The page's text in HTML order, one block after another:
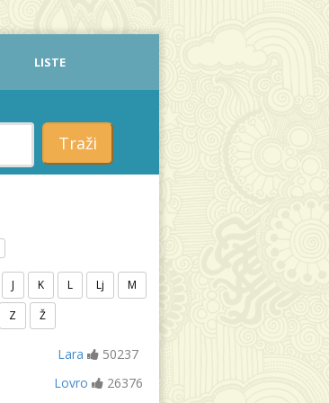
LISTE
Traži
J K L Lj
M
Z Ž
Lara
50237
Lovro
26376